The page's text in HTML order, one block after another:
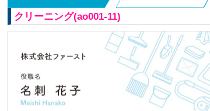
クリーニング(ao001-11)